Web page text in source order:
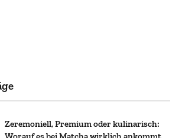
Zeremoniell, Premium oder kulinarisch: